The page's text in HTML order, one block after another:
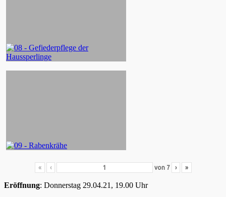
« ‹ von 7 › »
Eröffnung: Donnerstag 29.04.21, 19.00 Uhr